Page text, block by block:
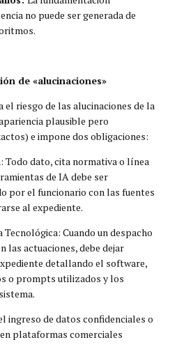
no puede ser generada de
de «alucinaciones»
riesgo de las alucinaciones de la
plausible pero
e impone dos obligaciones:
Todo dato, cita normativa o línea
de IA debe ser
por el funcionario con las fuentes
al expediente.
Cuando un despacho
las actuaciones, debe dejar
detallando el software,
o prompts utilizados y los
ingreso de datos confidenciales o
plataformas comerciales